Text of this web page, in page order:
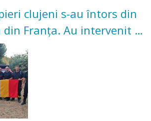
clujeni s-au întors din
din Franța. Au intervenit la
vegetație și pădure